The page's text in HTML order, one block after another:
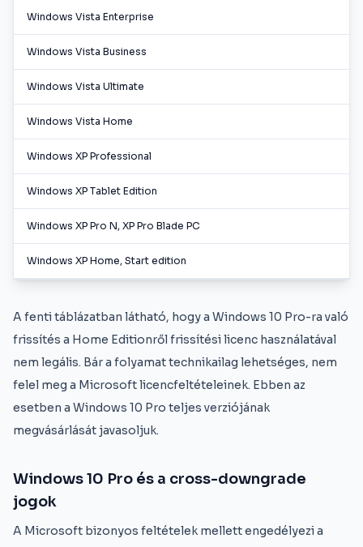
Windows Vista Enterprise
Windows Vista Business
Windows Vista Ultimate
Windows Vista Home
Windows XP Professional
Windows XP Tablet Edition
Windows XP Pro N, XP Pro Blade PC
Windows XP Home, Start edition
A fenti táblázatban látható, hogy a Windows 10 Pro-ra való
frissítés a Home Editionről frissítési licenc használatával
nem legális. Bár a folyamat technikailag lehetséges, nem
felel meg a Microsoft licencfeltételeinek. Ebben az
esetben a Windows 10 Pro teljes verziójának
megvásárlását javasoljuk.
Windows 10 Pro és a cross-downgrade
jogok
A Microsoft bizonyos feltételek mellett engedélyezi a